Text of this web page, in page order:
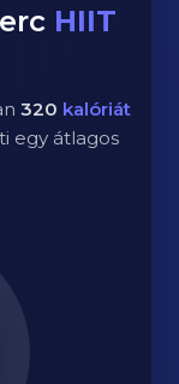
HIIT
320 kalóriát
egy átlagos